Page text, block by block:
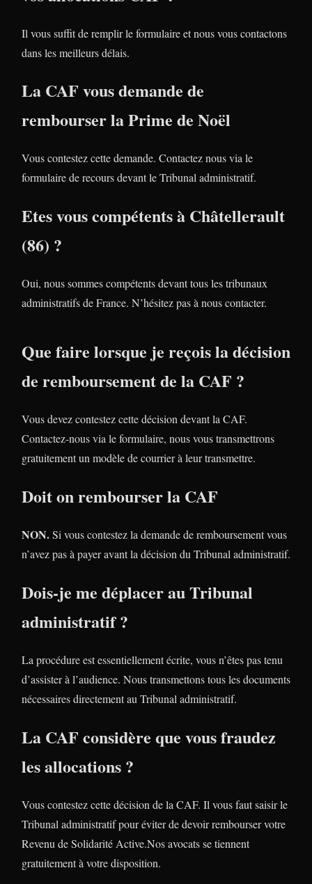
Il vous suffit de remplir le formulaire et nous vous contactons
dans les meilleurs délais.
La CAF vous demande de
rembourser la Prime de Noël
Vous contestez cette demande. Contactez nous via le
formulaire de recours devant le Tribunal administratif.
Etes vous compétents à Châtellerault
(86) ?
Oui, nous sommes compétents devant tous les tribunaux
administratifs de France. N’hésitez pas à nous contacter.
Que faire lorsque je reçois la décision
de remboursement de la CAF ?
Vous devez contestez cette décision devant la CAF.
Contactez-nous via le formulaire, nous vous transmettrons
gratuitement un modèle de courrier à leur transmettre.
Doit on rembourser la CAF
NON.Si vous contestez la demande de remboursement vous
n’avez pas à payer avant la décision du Tribunal administratif.
Dois-je me déplacer au Tribunal
administratif ?
La procédure est essentiellement écrite, vous n’êtes pas tenu
d’assister à l’audience. Nous transmettons tous les documents
nécessaires directement au Tribunal administratif.
La CAF considère que vous fraudez
les allocations ?
Vous contestez cette décision de la CAF. Il vous faut saisir le
Tribunal administratif pour éviter de devoir rembourser votre
Revenu de Solidarité Active.Nos avocats se tiennent
gratuitement à votre disposition.